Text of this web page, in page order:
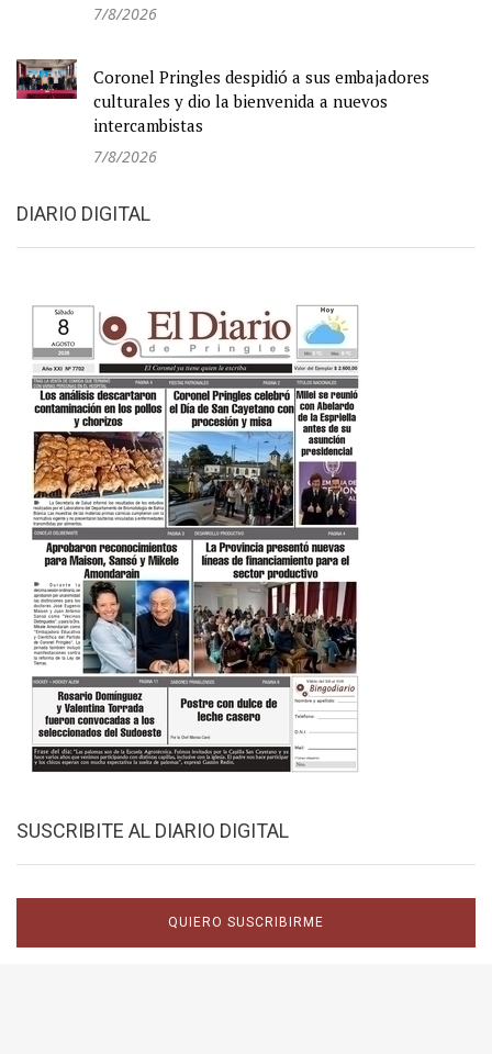
7/8/2026
Coronel Pringles despidió a sus embajadores
culturales y dio la bienvenida a nuevos
intercambistas
7/8/2026
DIARIO DIGITAL
SUSCRIBITE AL DIARIO DIGITAL
QUIERO SUSCRIBIRME